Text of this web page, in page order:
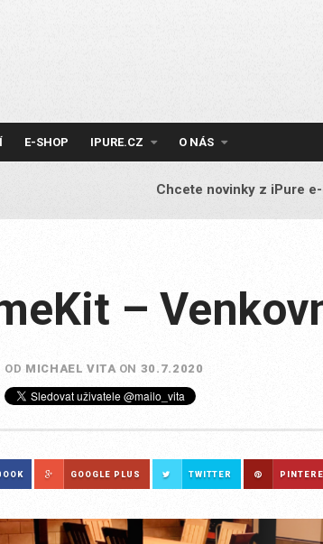
E-SHOP IPURE.CZ O NÁS
Chcete novinky z iPure
–
OD MICHAEL VITA ON 30.7.2020
GOOGLE PLUS TWITTER